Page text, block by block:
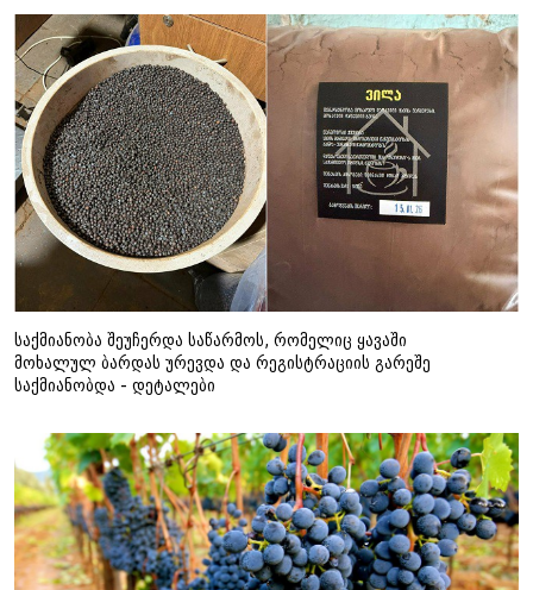
საქმიანობა შეუჩერდა საწარმოს, რომელიც ყავაში
მოხალულ ბარდას ურევდა და რეგისტრაციის გარეშე
საქმიანობდა - დეტალები